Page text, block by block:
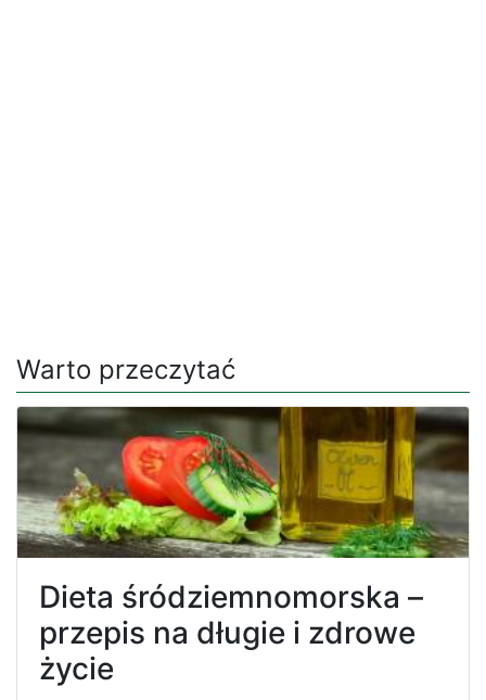
Warto przeczytać
Dieta śródziemnomorska –
przepis na długie i zdrowe
życie